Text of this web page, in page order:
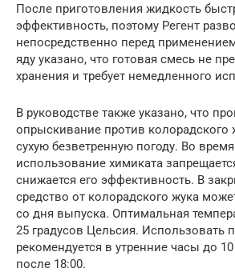
После приготовления жидкость
эффективность, поэтому Регент
непосредственно перед
яду указано, что готовая смесь не
хранения и требует немедленного
В руководстве также указано, что
опрыскивание против колорадского
сухую безветренную погоду. Во
использование химиката
снижается его эффективность. В
средство от колорадского жука
со дня выпуска. Оптимальная
25 градусов Цельсия. Использовать
рекомендуется в утренние часы до
после 18:00.